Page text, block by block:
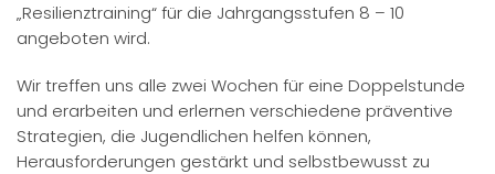
„Resilienztraining“ für die Jahrgangsstufen 8 – 10
angeboten wird.
Wir treffen uns alle zwei Wochen für eine Doppelstunde
und erarbeiten und erlernen verschiedene präventive
Strategien, die Jugendlichen helfen können,
Herausforderungen gestärkt und selbstbewusst zu